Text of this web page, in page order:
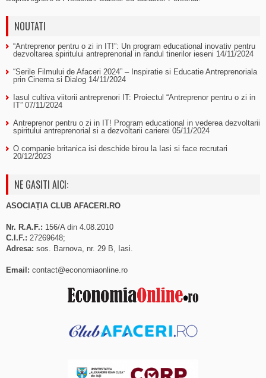
NOUTATI
“Antreprenor pentru o zi in IT!”: Un program educational inovativ pentru
dezvoltarea spiritului antreprenorial in randul tinerilor ieseni 14/11/2024
“Serile Filmului de Afaceri 2024” – Inspiratie si Educatie Antreprenoriala
prin Cinema si Dialog 14/11/2024
Iasul cultiva viitorii antreprenori IT: Proiectul “Antreprenor pentru o zi in
IT” 07/11/2024
Antreprenor pentru o zi in IT! Program educational in vederea dezvoltarii
spiritului antreprenorial si a dezvoltarii carierei 05/11/2024
O companie britanica isi deschide birou la Iasi si face recrutari
20/12/2023
NE GASITI AICI:
ASOCIAȚIA CLUB AFACERI.RO
Nr. R.A.F.: 156/A din 4.08.2010
C.I.F.: 27269648;
Adresa: sos. Barnova, nr. 29 B, Iasi.
Email: contact@economiaonline.ro